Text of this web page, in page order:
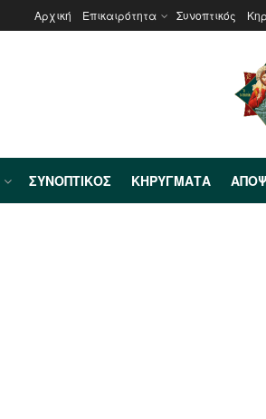
Αρχική Επικαιρότητα Συνοπτικός
ΣΥΝΟΠΤΙΚΌΣ ΚΗΡΎΓΜΑΤΑ